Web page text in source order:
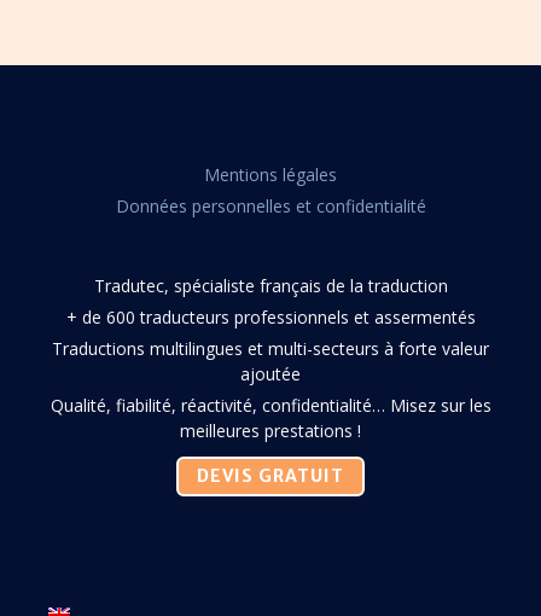
Mentions légales
Données personnelles et confidentialité
Tradutec, spécialiste français de la traduction
+ de 600 traducteurs professionnels et assermentés
Traductions multilingues et multi-secteurs à forte valeur
ajoutée
Qualité, fiabilité, réactivité, confidentialité… Misez sur les
meilleures prestations !
DEVIS GRATUIT